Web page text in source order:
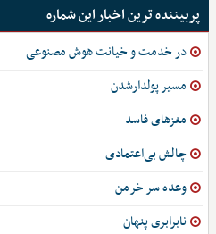
پربیننده ترین اخبار این شماره
در خدمت و خیانت هوش مصنوعی
مسیر پولدارشدن
مغزهای فاسد
چالش بی‌اعتمادی
وعده سر خرمن
نابرابری پنهان